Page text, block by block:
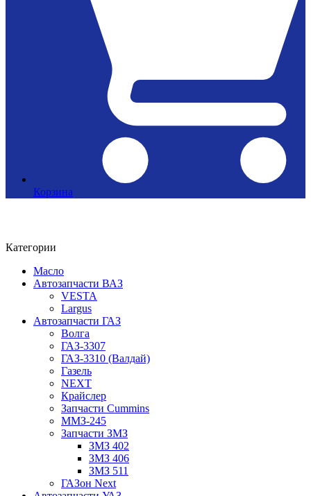
Корзина
Категории
Масло
Автозапчасти ВАЗ
VESTA
Largus
Автозапчасти ГАЗ
Волга
ГАЗ-3307
ГАЗ-3310 (Валдай)
Газель
NEXT
Крайслер
Запчасти Cummins
ММЗ-245
Запчасти ЗМЗ
ЗМЗ 402
ЗМЗ 406
ЗМЗ 511
ГАЗон Next